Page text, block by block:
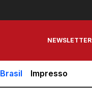
NEWSLETTER
Brasil Impresso